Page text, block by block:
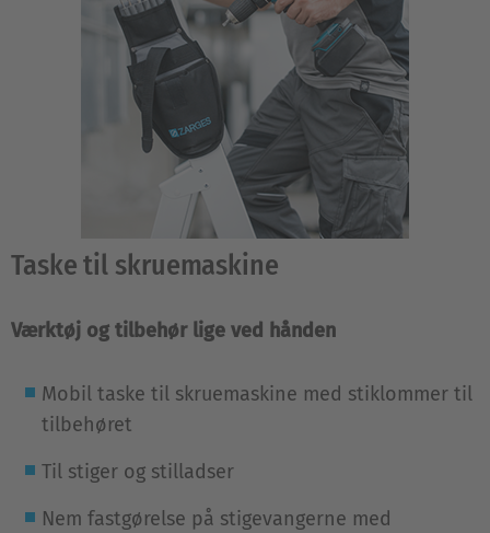
Taske til skruemaskine
Værktøj og tilbehør lige ved hånden
Mobil taske til skruemaskine med stiklommer til
tilbehøret
Til stiger og stilladser
Nem fastgørelse på stigevangerne med